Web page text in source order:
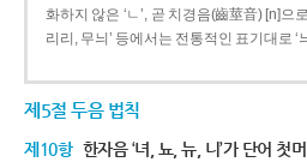
화하지 않은 ‘ㄴ’, 곧 치경음(齒莖音) [n]으
리리, 무늬’ 등에서는 전통적인 표기대로 ‘
제5절 두음 법칙
제10항 한자음 ‘녀, 뇨, 뉴, 니’가 단어 첫